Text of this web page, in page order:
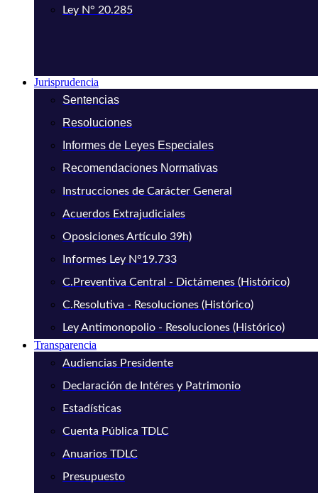
Ley N° 20.285
Jurisprudencia
Sentencias
Resoluciones
Informes de Leyes Especiales
Recomendaciones Normativas
Instrucciones de Carácter General
Acuerdos Extrajudiciales
Oposiciones Artículo 39h)
Informes Ley N°19.733
C.Preventiva Central - Dictámenes (Histórico)
C.Resolutiva - Resoluciones (Histórico)
Ley Antimonopolio - Resoluciones (Histórico)
Transparencia
Audiencias Presidente
Declaración de Intéres y Patrimonio
Estadísticas
Cuenta Pública TDLC
Anuarios TDLC
Presupuesto